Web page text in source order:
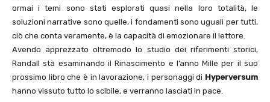
ormai i temi sono stati esplorati quasi nella loro totalità, le
soluzioni narrative sono quelle, i fondamenti sono uguali per tutti,
ciò che conta veramente, è la capacità di emozionare il lettore.
Avendo apprezzato oltremodo lo studio dei riferimenti storici,
Randall stà esaminando il Rinascimento e l’anno Mille per il suo
prossimo libro che è in lavorazione, i personaggi di Hyperversum
hanno vissuto tutto lo scibile, e verranno lasciati in pace.